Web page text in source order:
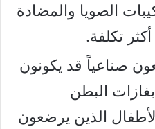
الصويا والمضادة
تكلفة.
صناعياً قد يكونون
البطن
الذين يرضعون